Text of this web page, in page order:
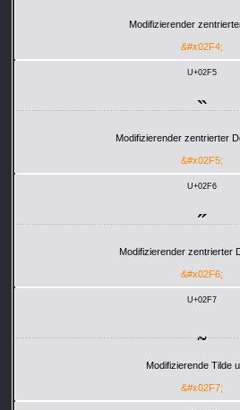
Modifizierender
&#x02F4;
U+02F5
˵
Modifizierender zentrierter
&#x02F5;
U+02F6
˶
Modifizierender zentrierter
&#x02F6;
U+02F7
Modifizierende Tilde
&#x02F7;